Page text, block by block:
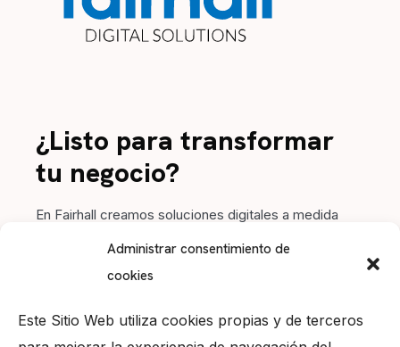
Administrar consentimiento de
cookies
Este Sitio Web utiliza cookies propias y de terceros
¿Listo para transformar
tu negocio?
En Fairhall creamos soluciones digitales a medida